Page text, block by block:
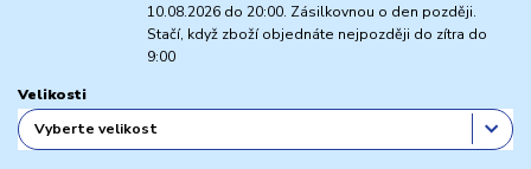
10.08.2026 do 20:00. Zásilkovnou o den později.
Stačí, když zboží objednáte nejpozději do zítra do
9:00
Velikosti